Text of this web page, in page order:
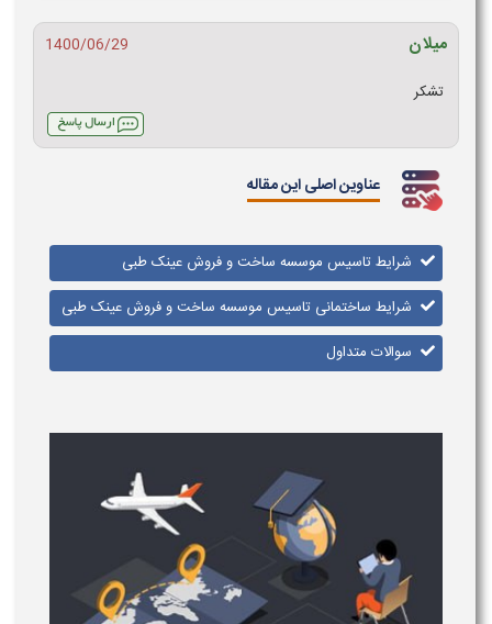
میلان
1400/06/29
تشکر
عناوین اصلی این مقاله
شرایط تاسیس موسسه ساخت و فروش عینک طبی
شرایط ساختمانی تاسیس موسسه ساخت و فروش عینک طبی
سوالات متداول